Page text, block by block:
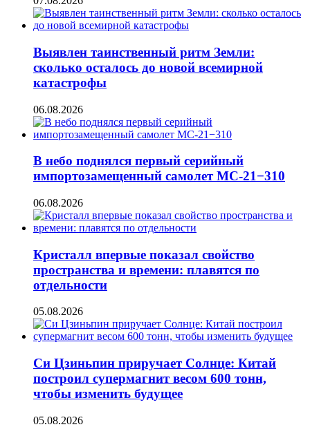
Выявлен таинственный ритм Земли:
сколько осталось до новой всемирной
катастрофы
06.08.2026
В небо поднялся первый серийный
импортозамещенный самолет МС-21−310
06.08.2026
Кристалл впервые показал свойство
пространства и времени: плавятся по
отдельности
05.08.2026
Си Цзиньпин приручает Солнце: Китай
построил супермагнит весом 600 тонн,
чтобы изменить будущее
05.08.2026